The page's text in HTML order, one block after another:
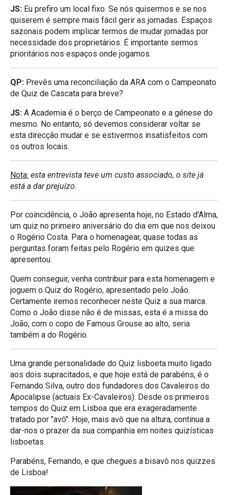
JS: Eu prefiro um local fixo. Se nós quisermos e se nos
quiserem é sempre mais fácil gerir as jornadas. Espaços
sazonais podem implicar termos de mudar jornadas por
necessidade dos proprietários. É importante sermos
prioritários nos espaços onde jogamos.
QP: Prevês uma reconciliação da ARA com o Campeonato
de Quiz de Cascata para breve?
JS: A Academia é o berço de Campeonato e a génese do
mesmo. No entanto, só devemos considerar voltar se
esta direcção mudar e se estivermos insatisfeitos com
os outros locais.
Nota: esta entrevista teve um custo associado, o site já
está a dar prejuízo.
Por coincidência, o João apresenta hoje, no Estado d'Alma,
um quiz no primeiro aniversário do dia em que nos deixou
o Rogério Costa. Para o homenagear, quase todas as
perguntas foram feitas pelo Rogério em quizes que
apresentou.
Quem conseguir, venha contribuir para esta homenagem e
joguem o Quiz do Rogério, apresentado pelo João.
Certamente iremos reconhecer neste Quiz a sua marca.
Como o João disse não é de missas, esta é a missa do
João, com o copo de Famous Grouse ao alto, seria
também a do Rogério.
Uma grande personalidade do Quiz lisboeta muito ligado
aos dois supracitados, e que hoje está de parabéns, é o
Fernando Silva, outro dos fundadores dos Cavaleiros do
Apocalipse (actuais Ex-Cavaleiros). Desde os primeiros
tempos do Quiz em Lisboa que era exageradamente
tratado por "avô". Hoje, mais avô que na altura, continua a
dar-nos o prazer da sua companhia em noites quizísticas
lisboetas.
Parabéns, Fernando, e que chegues a bisavô nos quizzes
de Lisboa!